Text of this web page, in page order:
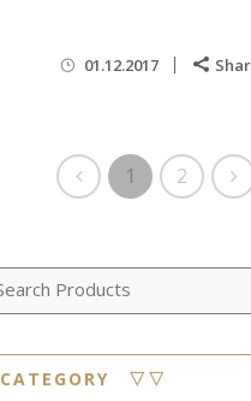
01.12.2017
1 2
CATEGORY ▽▽